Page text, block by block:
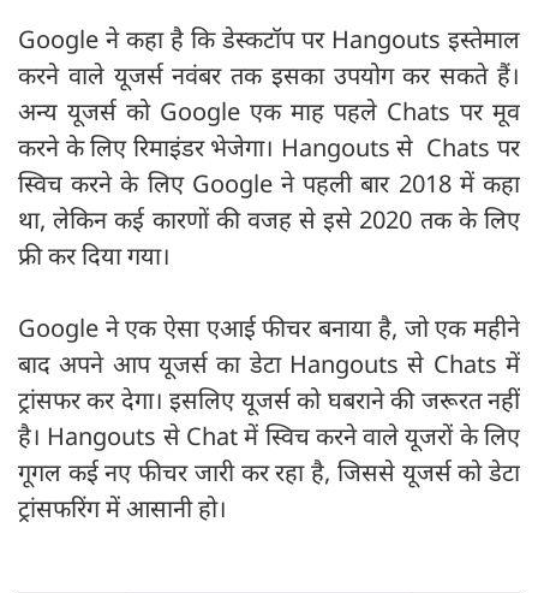
Google ने कहा है कि डेस्कटॉप पर Hangouts इस्तेमाल
करने वाले यूजर्स नवंबर तक इसका उपयोग कर सकते हैं।
अन्य यूजर्स को Google एक माह पहले Chats पर मूव
करने के लिए रिमाइंडर भेजेगा। Hangouts से Chats पर
स्विच करने के लिए Google ने पहली बार 2018 में कहा
था, लेकिन कई कारणों की वजह से इसे 2020 तक के लिए
फ्री कर दिया गया।
Google ने एक ऐसा एआई फीचर बनाया है, जो एक महीने
बाद अपने आप यूजर्स का डेटा Hangouts से Chats में
ट्रांसफर कर देगा। इसलिए यूजर्स को घबराने की जरूरत नहीं
है। Hangouts से Chat में स्विच करने वाले यूजरों के लिए
गूगल कई नए फीचर जारी कर रहा है, जिससे यूजर्स को डेटा
ट्रांसफरिंग में आसानी हो।